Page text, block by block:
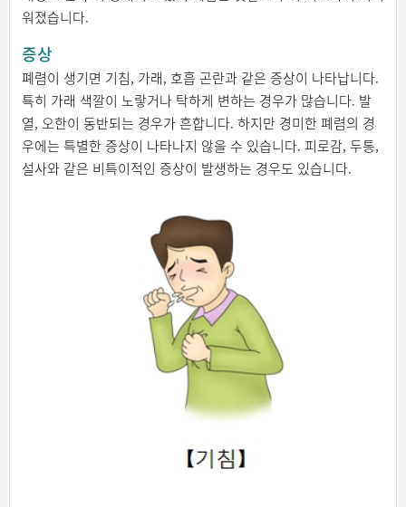
워졌습니다.
증상
폐렴이 생기면 기침, 가래, 호흡 곤란과 같은 증상이 나타납니다.
특히 가래 색깔이 노랗거나 탁하게 변하는 경우가 많습니다. 발
열, 오한이 동반되는 경우가 흔합니다. 하지만 경미한 폐렴의 경
우에는 특별한 증상이 나타나지 않을 수 있습니다. 피로감, 두통,
설사와 같은 비특이적인 증상이 발생하는 경우도 있습니다.